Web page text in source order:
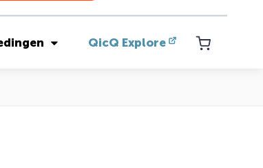
QicQ Explore